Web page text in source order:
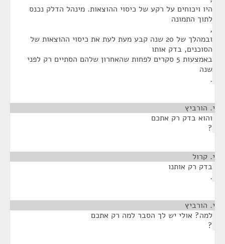
היו ויכוחים על רקע של כיסוי ההוצאות. מינהל הדלק נכנס
לתוך התמונה
,
ובמהלך של 20 שנה קבע מעת לעת את כיסוי ההוצאות של
הסוכנים, בדק אותו
באמצעות 5 סקרים לפחות שהאחרון שלהם הסתיים רק לפני
שנה
.
י. הורביץ
והוא בדק רק אתכם
?
י. קרול
בדק רק אותנו
.
י. הורביץ
למה? אולי יש לך הסבר למה רק אתכם
?